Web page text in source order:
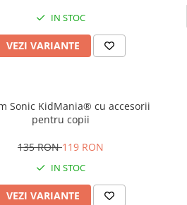
IN STOC
VEZI VARIANTE
Sonic KidMania® cu accesorii
pentru copii
135 RON119 RON
IN STOC
VEZI VARIANTE